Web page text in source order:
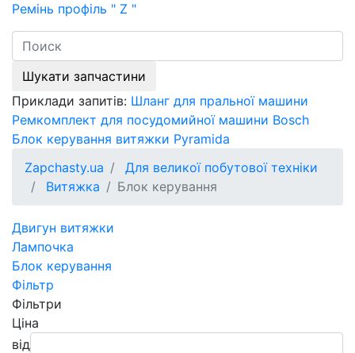
Ремінь профіль " Z "
Шукати запчастини
Приклади запитів: Шланг для пральної машини
Ремкомплект для посудомийної машини Bosch
Блок керування витяжки Pyramida
Zapchasty.ua
Для великої побутової техніки
Витяжка
Блок керування
Двигун витяжки
Лампочка
Блок керування
Фільтр
Фільтри
Ціна
від